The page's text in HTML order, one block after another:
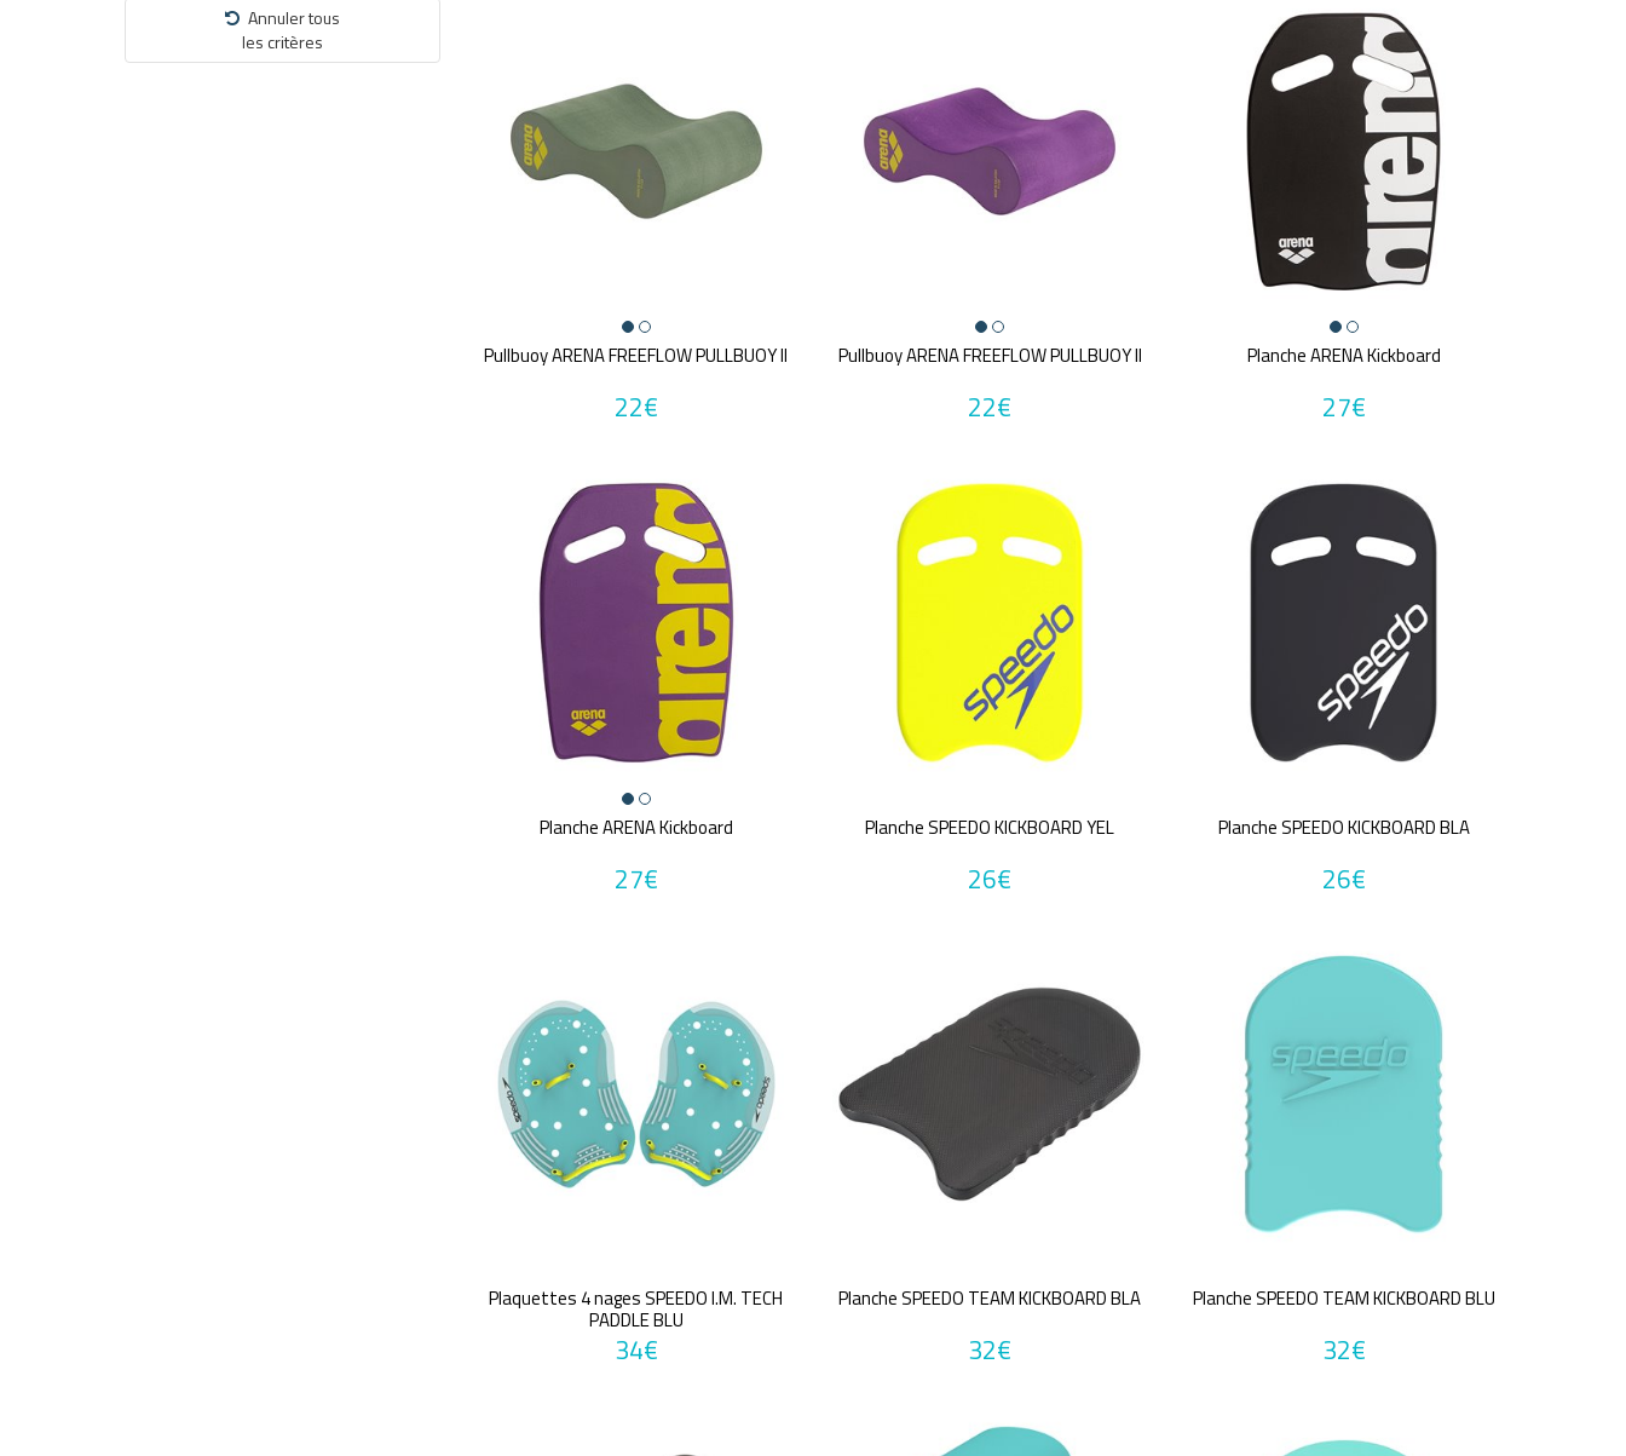
Annuler tous
les critères
Pullbuoy ARENA FREEFLOW PULLBUOY II
22€
Pullbuoy ARENA FREEFLOW PULLBUOY II
22€
Planche ARENA Kickboard
27€
Planche ARENA Kickboard
27€
Planche SPEEDO KICKBOARD YEL
26€
Planche SPEEDO KICKBOARD BLA
26€
Plaquettes 4 nages SPEEDO I.M. TECH
PADDLE BLU
34€
Planche SPEEDO TEAM KICKBOARD BLA
32€
Planche SPEEDO TEAM KICKBOARD BLU
32€